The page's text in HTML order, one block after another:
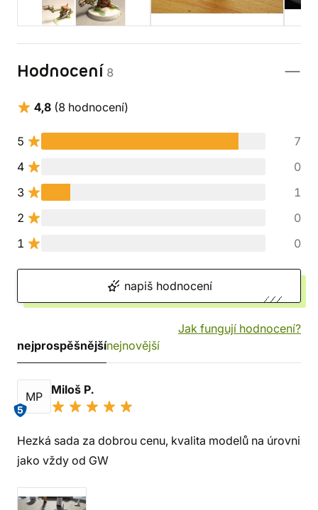
Hodnocení 8
4,8 (8 hodnocení)
5
7
4
0
3
1
2
0
1
0
napiš hodnocení
Jak fungují hodnocení?
nejprospěšnějšínejnovější
MP
5
Miloš P.
Hezká sada za dobrou cenu, kvalita modelů na úrovni
jako vždy od GW